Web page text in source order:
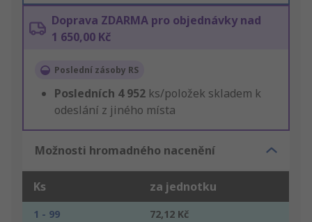
Doprava ZDARMA pro objednávky nad
1 650,00 Kč
Poslední zásoby RS
Posledních 4 952 ks/položek skladem k
odeslání z jiného místa
Možnosti hromadného nacenění
Ks za jednotku
1 - 99
72,12 Kč